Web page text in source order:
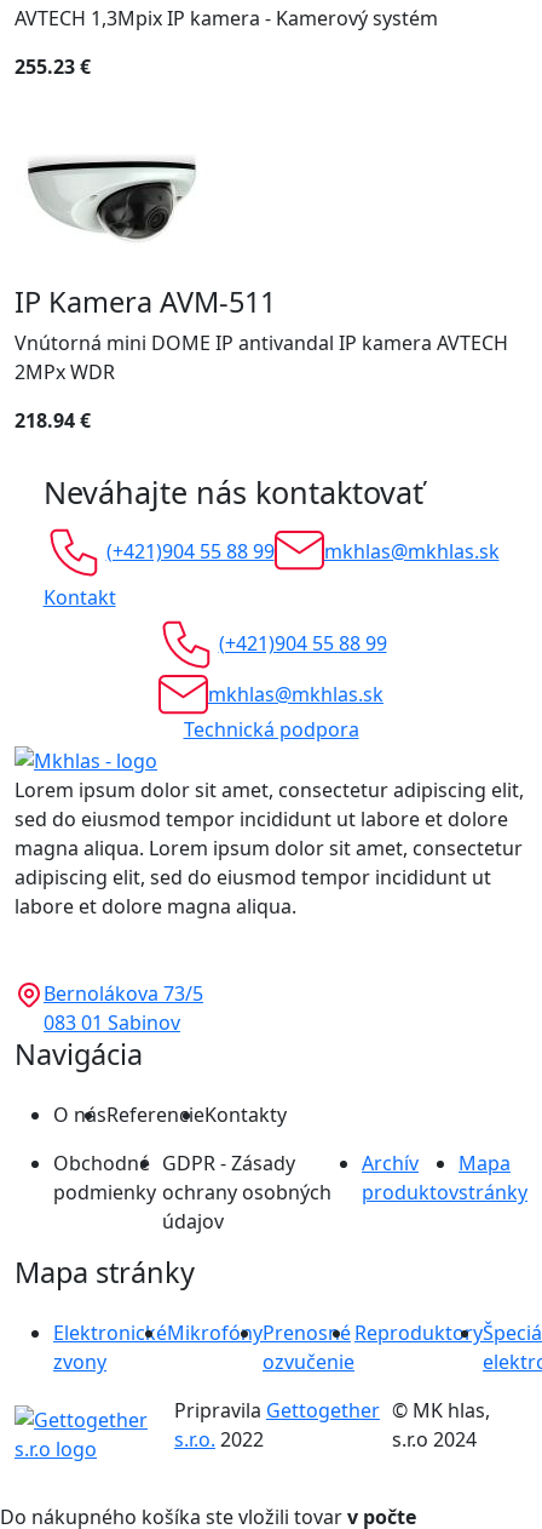
AVTECH 1,3Mpix IP kamera - Kamerový systém
255.23 €
IP Kamera AVM-511
Vnútorná mini DOME IP antivandal IP kamera AVTECH
2MPx WDR
218.94 €
Neváhajte nás kontaktovať
(+421)904 55 88 99
mkhlas@mkhlas.sk
Kontakt
(+421)904 55 88 99
mkhlas@mkhlas.sk
Technická podpora
Lorem ipsum dolor sit amet, consectetur adipiscing elit,
sed do eiusmod tempor incididunt ut labore et dolore
magna aliqua. Lorem ipsum dolor sit amet, consectetur
adipiscing elit, sed do eiusmod tempor incididunt ut
labore et dolore magna aliqua.
Bernolákova 73/5
083 01 Sabinov
Navigácia
O násReferencieKontakty
Obchodné
podmienky
GDPR - Zásady
ochrany osobných
údajov
Archív
produktov
Mapa
stránky
Mapa stránky
Elektronické
zvony
MikrofónyPrenosné
ozvučenie
Reproduktory
Pripravila Gettogether
s.r.o. 2022
© MK hlas,
s.r.o 2024
Do nákupného košíka ste vložili tovarv počte